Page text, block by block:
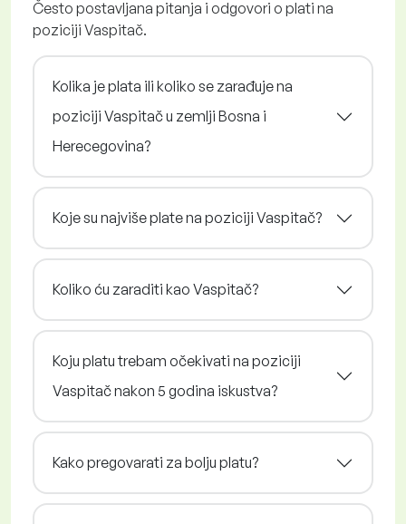
Često postavljana pitanja i odgovori o plati na
poziciji Vaspitač.
Kolika je plata ili koliko se zarađuje na
poziciji Vaspitač u zemlji Bosna i
Herecegovina?
Koje su najviše plate na poziciji Vaspitač?
Koliko ću zaraditi kao Vaspitač?
Koju platu trebam očekivati na poziciji
Vaspitač nakon 5 godina iskustva?
Kako pregovarati za bolju platu?